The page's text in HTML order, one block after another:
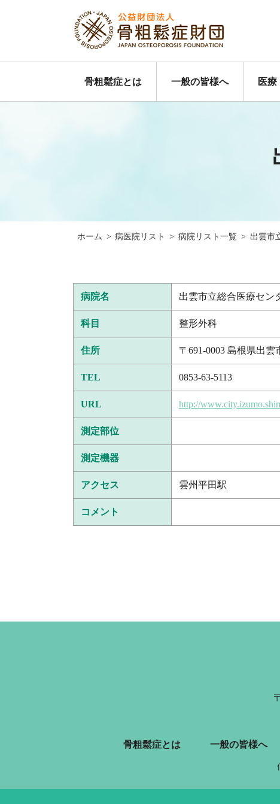
骨粗鬆症とは 一般の皆様へ 医
ホーム > 病医院リスト > 病院リスト一覧 > 出雲市
病院名 出雲市立総合医療セン
科目 整形外科
住所 〒691-0003 島根県出雲
TEL 0853-63-5113
URL http://
測定部位
測定機器
アクセス 雲州平田駅
コメント
骨粗鬆症とは 一般の皆様へ